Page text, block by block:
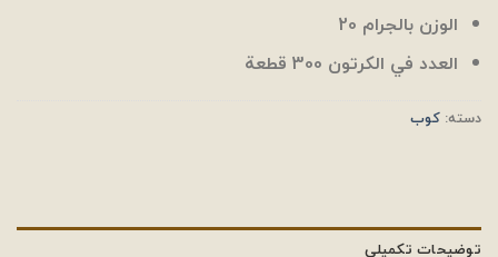
الوزن بالجرام 20
العدد في الكرتون 300 قطعة
دسته: كوب
توضیحات تکمیلی